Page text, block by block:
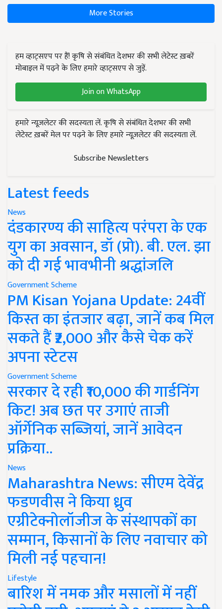
More Stories
हम व्हाट्सएप पर हैं! कृषि से संबंधित देशभर की सभी लेटेस्ट ख़बरें
मोबाइल में पढ़ने के लिए हमारे व्हाट्सएप से जुड़ें.
Join on WhatsApp
हमारे न्यूज़लेटर की सदस्यता लें. कृषि से संबंधित देशभर की सभी
लेटेस्ट ख़बरें मेल पर पढ़ने के लिए हमारे न्यूज़लेटर की सदस्यता लें.
Subscribe Newsletters
Latest feeds
News
दंडकारण्य की साहित्य परंपरा के एक
युग का अवसान, डॉ (प्रो). बी. एल. झा
को दी गई भावभीनी श्रद्धांजलि
Government Scheme
PM Kisan Yojana Update: 24वीं
किस्त का इंतजार बढ़ा, जानें कब मिल
सकते हैं ₹2,000 और कैसे चेक करें
अपना स्टेटस
Government Scheme
सरकार दे रही ₹10,000 की गार्डनिंग
किट! अब छत पर उगाएं ताजी
ऑर्गेनिक सब्जियां, जानें आवेदन
प्रक्रिया..
News
Maharashtra News: सीएम देवेंद्र
फडणवीस ने किया ध्रुव
एग्रीटेक्नोलॉजीज के संस्थापकों का
सम्मान, किसानों के लिए नवाचार को
मिली नई पहचान!
Lifestyle
बारिश में नमक और मसालों में नहीं